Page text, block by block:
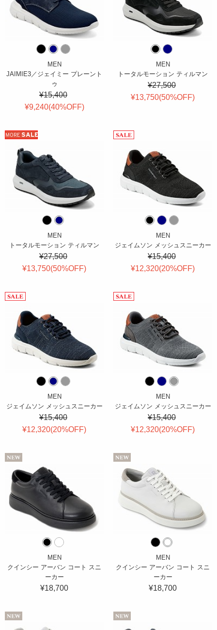
MEN
JAIMIE3／ジェイミー プレーント
ゥ
¥15,400
¥9,240(40%OFF)
MEN
トータルモーション ティルマン
¥27,500
¥13,750(50%OFF)
MORE SALE
MEN
トータルモーション ティルマン
¥27,500
¥13,750(50%OFF)
MEN
ジェイムソン メッシュスニーカー
¥15,400
¥12,320(20%OFF)
MEN
ジェイムソン メッシュスニーカー
¥15,400
¥12,320(20%OFF)
MEN
ジェイムソン メッシュスニーカー
¥15,400
¥12,320(20%OFF)
MEN
クインシー アーバン コート スニ
ーカー
¥18,700
MEN
クインシー アーバン コート スニ
ーカー
¥18,700